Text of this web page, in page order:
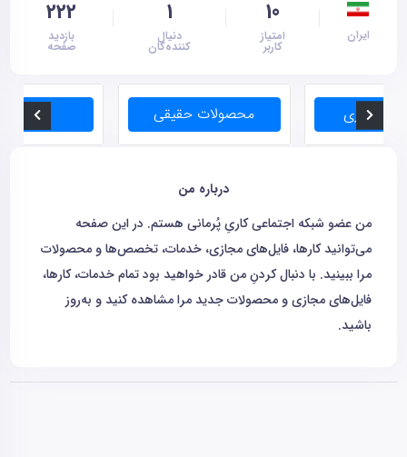
222
بازدید
صفحه
1
دنیال
کننده‌گان
10
امتیاز
کاربر
ایران
درباره من
من عضو شبکه اجتماعی کاریِ پُرمانی هستم. در این صفحه
می‌توانید کارها، فایل‌های مجازی، خدمات، تخصص‌ها و محصولات
مرا ببینید. با دنبال کردنِ من قادر خواهید بود تمام خدمات، کارها،
فایل‌های مجازی و محصولات جدید مرا مشاهده کنید و به‌روز
باشید.